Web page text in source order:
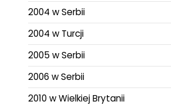
2004 w Serbii
2004 w Turcji
2005 w Serbii
2006 w Serbii
2010 w Wielkiej Brytanii